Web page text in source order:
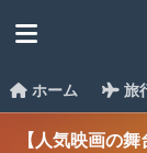
ホーム 旅
【人気映画の